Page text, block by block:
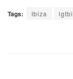
Tags: Ibiza lgtbi